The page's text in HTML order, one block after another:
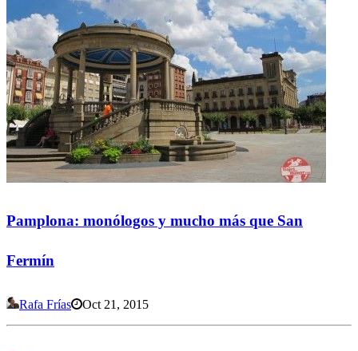
Pamplona: monólogos y mucho más que San
Fermín
Rafa Frías Oct 21, 2015